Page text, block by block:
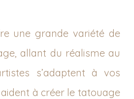
une grande variété de
allant du réalisme au
s’adaptent à vos
à créer le tatouage